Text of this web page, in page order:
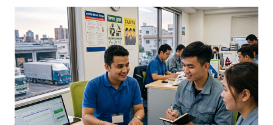
在日外国人向けメディア運用事業
Topics
Company